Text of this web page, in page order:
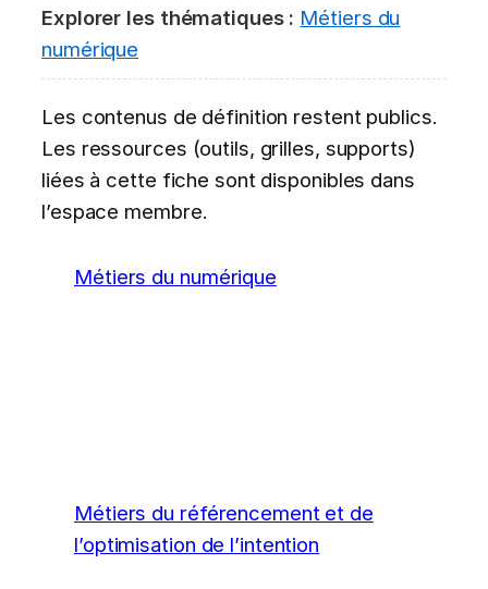
Explorer les thématiques : Métiers du
numérique
Les contenus de définition restent publics.
Les ressources (outils, grilles, supports)
liées à cette fiche sont disponibles dans
l’espace membre.
Métiers du numérique
Métiers du référencement et de
l’optimisation de l’intention